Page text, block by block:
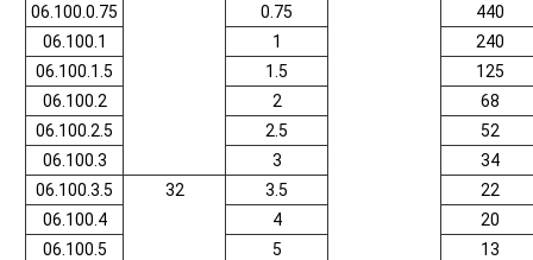
06.100.0.75
0.75
440
06.100.1
1
240
06.100.1.5
1.5
125
06.100.2
2
68
06.100.2.5
2.5
52
06.100.3
3
34
06.100.3.5
32 3.5
22
06.100.4
4
20
06.100.5
5
13